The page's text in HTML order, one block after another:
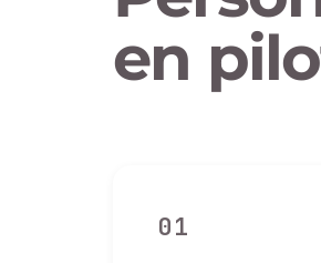
en
01